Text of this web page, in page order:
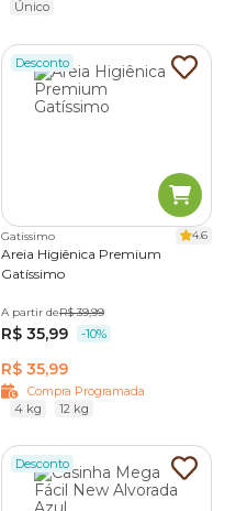
Único
Desconto
Gatissimo 4.6
Areia Higiênica Premium
Gatíssimo
A partir deR$ 39,99
R$ 35,99 -10%
R$ 35,99
Compra Programada
4 kg
12 kg
Desconto